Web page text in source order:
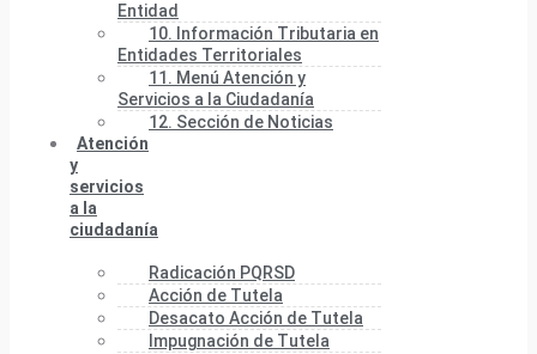
Entidad
10. Información Tributaria en
Entidades Territoriales
11. Menú Atención y
Servicios a la Ciudadanía
12. Sección de Noticias
Atención
y
servicios
a la
ciudadanía
Radicación PQRSD
Acción de Tutela
Desacato Acción de Tutela
Impugnación de Tutela